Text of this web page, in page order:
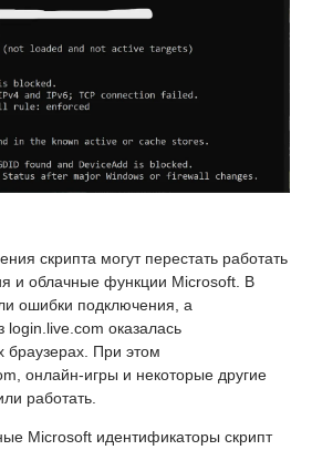
скрипта могут перестать работать
и облачные функции Microsoft. В
ошибки подключения, а
login.live.com оказалась
браузерах. При этом
онлайн-игры и некоторые другие
работать.
Microsoft идентификаторы скрипт